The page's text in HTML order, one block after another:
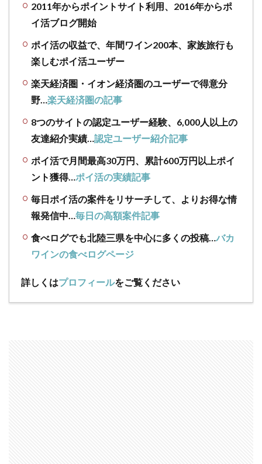
2011年からポイントサイト利用、2016年からポ
イ活ブログ開始
ポイ活の収益で、年間ワイン200本、家族旅行も
楽しむポイ活ユーザー
楽天経済圏・イオン経済圏のユーザーで得意分
野…楽天経済圏の記事
8つのサイトの認定ユーザー経験、6,000人以上の
友達紹介実績…認定ユーザー紹介記事
ポイ活で月間最高30万円、累計600万円以上ポイ
ント獲得…ポイ活の実績記事
毎日ポイ活の案件をリサーチして、よりお得な情
報発信中…毎日の高額案件記事
食べログでも北陸三県を中心に多くの投稿…バカ
ワインの食べログページ
詳しくはプロフィールをご覧ください